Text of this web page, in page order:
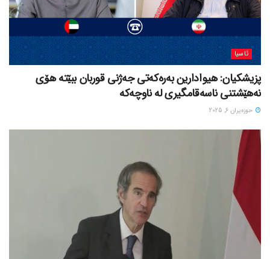
ئاسیا
پزیشکیان: هیوادارین بەرەکەتی جەژنی قوربان ببێتە هۆی
نەهێشتنی ناسەقامگیری لە ناوچەکە
حوزه‌یران 6, 2025